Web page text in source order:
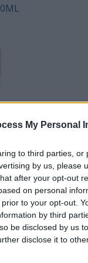
My Personal
to third parties,
by us, please
after your opt-out
on personal
to your opt-out.
by third
be disclosed by us
disclose it to